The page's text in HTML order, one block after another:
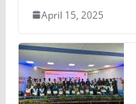
April 15, 2025